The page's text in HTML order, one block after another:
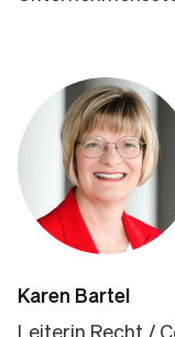
Karen Bartel
Leiterin Recht /